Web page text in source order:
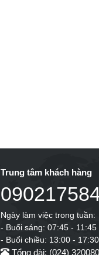
Trung tâm khách hàng
Ngày làm việc trong tuần:
- Buổi sáng: 07:45 - 11:45
- Buổi chiều: 13:00 - 17:30
Tổng đài: (024)